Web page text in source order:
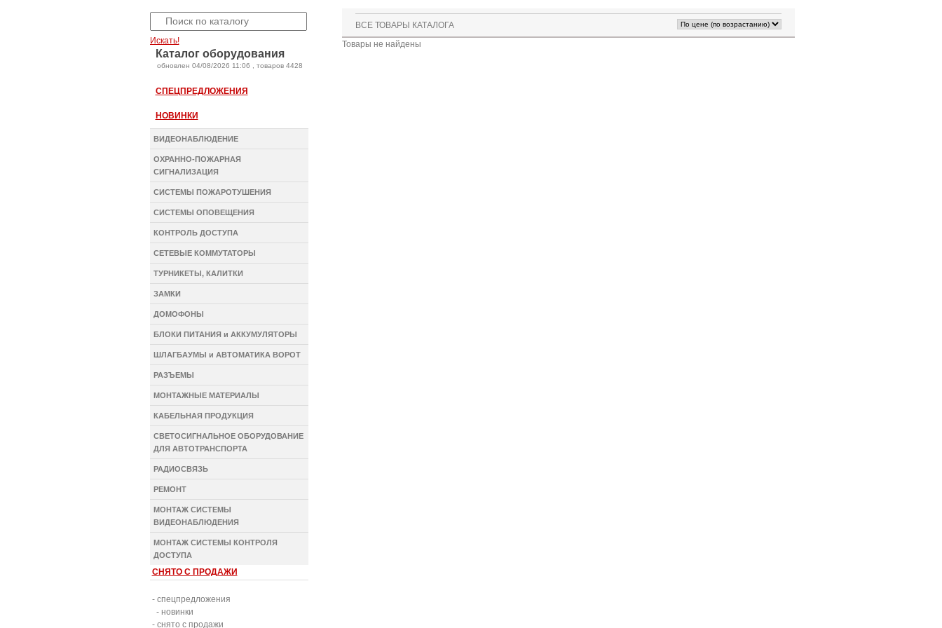
Искать!
Каталог оборудования
oбновлен 04/08/2026 11:06 , товаров 4428
СПЕЦПРЕДЛОЖЕНИЯ
НОВИНКИ
ВИДЕОНАБЛЮДЕНИЕ
ОХРАННО-ПОЖАРНАЯ
СИГНАЛИЗАЦИЯ
СИСТЕМЫ ПОЖАРОТУШЕНИЯ
СИСТЕМЫ ОПОВЕЩЕНИЯ
КОНТРОЛЬ ДОСТУПА
СЕТЕВЫЕ КОММУТАТОРЫ
ТУРНИКЕТЫ, КАЛИТКИ
ЗАМКИ
ДОМОФОНЫ
БЛОКИ ПИТАНИЯ и АККУМУЛЯТОРЫ
ШЛАГБАУМЫ и АВТОМАТИКА ВОРОТ
РАЗЪЕМЫ
МОНТАЖНЫЕ МАТЕРИАЛЫ
КАБЕЛЬНАЯ ПРОДУКЦИЯ
СВЕТОСИГНАЛЬНОЕ ОБОРУДОВАНИЕ
ДЛЯ АВТОТРАНСПОРТА
РАДИОСВЯЗЬ
РЕМОНТ
МОНТАЖ СИСТЕМЫ
ВИДЕОНАБЛЮДЕНИЯ
МОНТАЖ СИСТЕМЫ КОНТРОЛЯ
ДОСТУПА
СНЯТО С ПРОДАЖИ
- спецпредложения
- новинки
- снято с продажи
ВСЕ ТОВАРЫ КАТАЛОГА
Товары не найдены